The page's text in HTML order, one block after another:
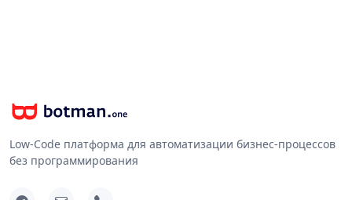
Low-Code платформа для автоматизации бизнес-процессов
без программирования